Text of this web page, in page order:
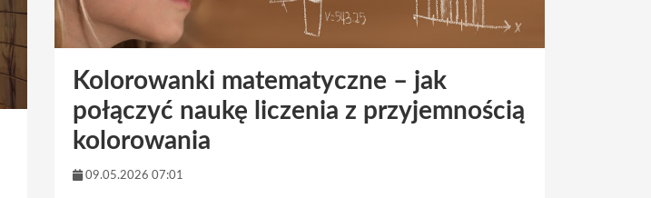
Kolorowanki matematyczne – jak
połączyć naukę liczenia z przyjemnością
kolorowania
09.05.2026 07:01